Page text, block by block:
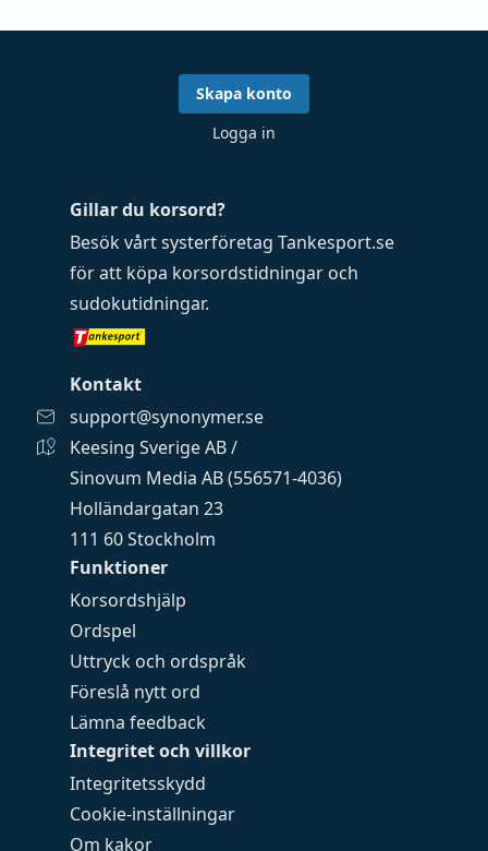
Funktioner
Korsordshjälp
Ordspel
Uttryck och ordspråk
Föreslå nytt ord
Lämna feedback
Integritet och villkor
Integritetsskydd
Cookie-inställningar
Om kakor
Gillar du korsord?
Besök vårt systerföretag Tankesport.se
för att köpa korsordstidningar och
sudokutidningar.
Kontakt
support@synonymer.se
Keesing Sverige AB /
Sinovum Media AB (556571-4036)
Holländargatan 23
111 60 Stockholm
Skapa konto
Logga in